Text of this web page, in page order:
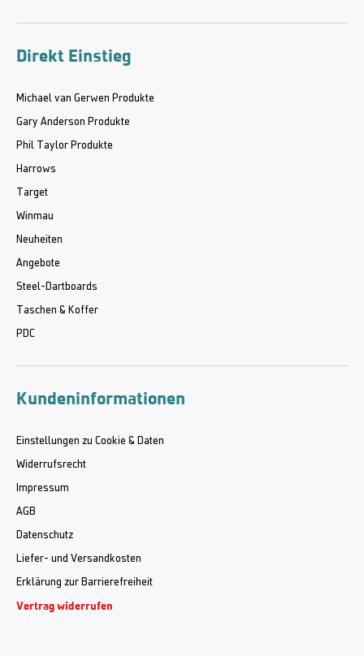
Direkt Einstieg
Michael van Gerwen Produkte
Gary Anderson Produkte
Phil Taylor Produkte
Harrows
Target
Winmau
Neuheiten
Angebote
Steel-Dartboards
Taschen & Koffer
PDC
Kundeninformationen
Einstellungen zu Cookie & Daten
Widerrufsrecht
Impressum
AGB
Datenschutz
Liefer- und Versandkosten
Erklärung zur Barrierefreiheit
Vertrag widerrufen